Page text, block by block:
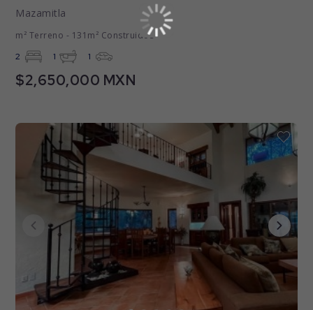
Mazamitla
m² Terreno - 131m² Construidos
2 1 1
$2,650,000 MXN